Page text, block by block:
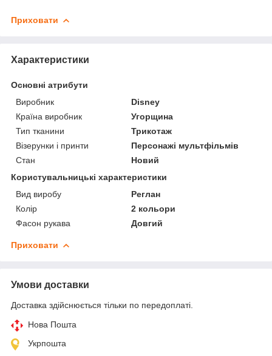
Приховати
Характеристики
Основні атрибути
Виробник
Disney
Країна виробник
Угорщина
Тип тканини
Трикотаж
Візерунки і принти
Персонажі мультфільмів
Стан
Новий
Користувальницькі характеристики
Вид виробу
Реглан
Колір
2 кольори
Фасон рукава
Довгий
Приховати
Умови доставки
Доставка здійснюється тільки по передоплаті.
Нова Пошта
Укрпошта